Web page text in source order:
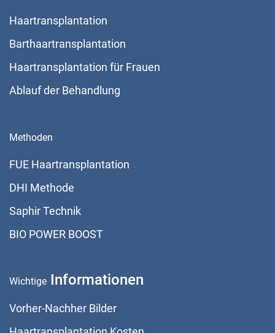
Haartransplantation
Barthaartransplantation
Haartransplantation für Frauen
Ablauf der Behandlung
Methoden
FUE Haartransplantation
DHI Methode
Saphir Technik
BIO POWER BOOST
Wichtige Informationen
Vorher-Nachher Bilder